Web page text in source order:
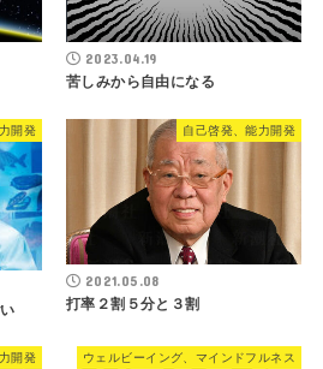
2023.04.19
苦しみから自由になる
開発 自己啓発、能力開発
2021.05.08
打率２割５分と３割
開発 ウェルビーイング、マインドフルネス